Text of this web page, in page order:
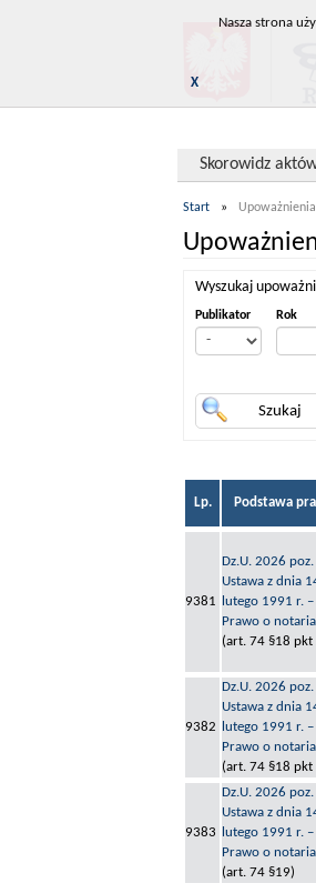
Skorowidz
Start » Upoważnienia
Wyszukaj
Publikator Rok
Lp. Podstawa
9381
Dz.U. 2026
Ustawa z dnia
lutego 1991 r. –
Prawo o
(art. 74 §18 pkt
9382
Dz.U. 2026
Ustawa z dnia
lutego 1991 r. –
Prawo o
(art. 74 §18 pkt
9383
Dz.U. 2026
Ustawa z dnia
lutego 1991 r. –
Prawo o
(art. 74 §19)
Nasza strona
X